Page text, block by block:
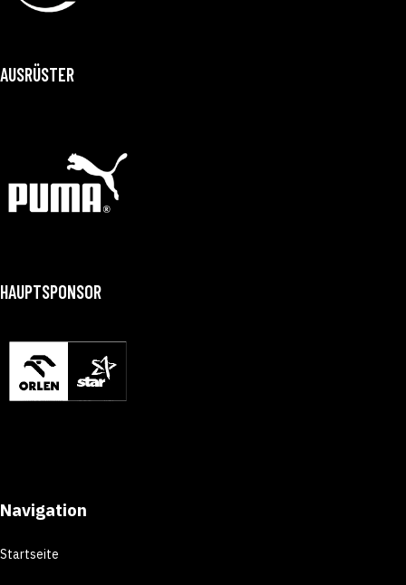
AUSRÜSTER
HAUPTSPONSOR
Navigation
Startseite